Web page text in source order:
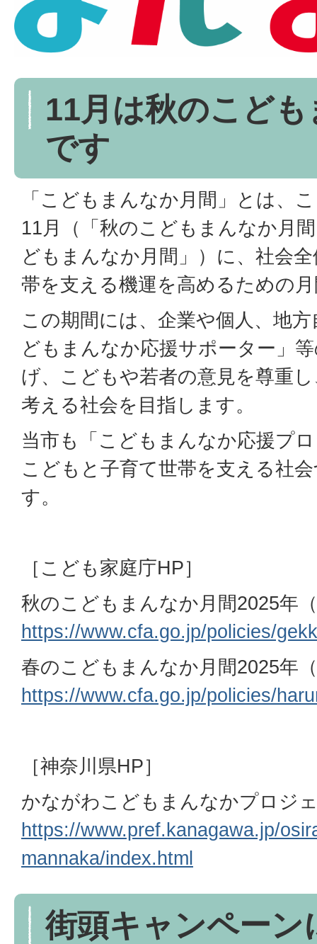
11月は秋のこど
です
「こどもまんなか月間」とは、
11月（「秋のこどもまんなか月
どもまんなか月間」）に、社会
帯を支える機運を高めるための
この期間には、企業や個人、地
どもまんなか応援サポーター」
げ、こどもや若者の意見を尊重
考える社会を目指します。
当市も「こどもまんなか応援プ
こどもと子育て世帯を支える社
す。
［こども家庭庁HP］
秋のこどもまんなか月間2025年
https://www.cfa.go.jp/policies/
春のこどもまんなか月間2025年
https://www.cfa.go.jp/policies/
［神奈川県HP］
かながわこどもまんなかプロジ
https://www.pref.kanagawa.jp/
mannaka/index.html
街頭キャンペーン